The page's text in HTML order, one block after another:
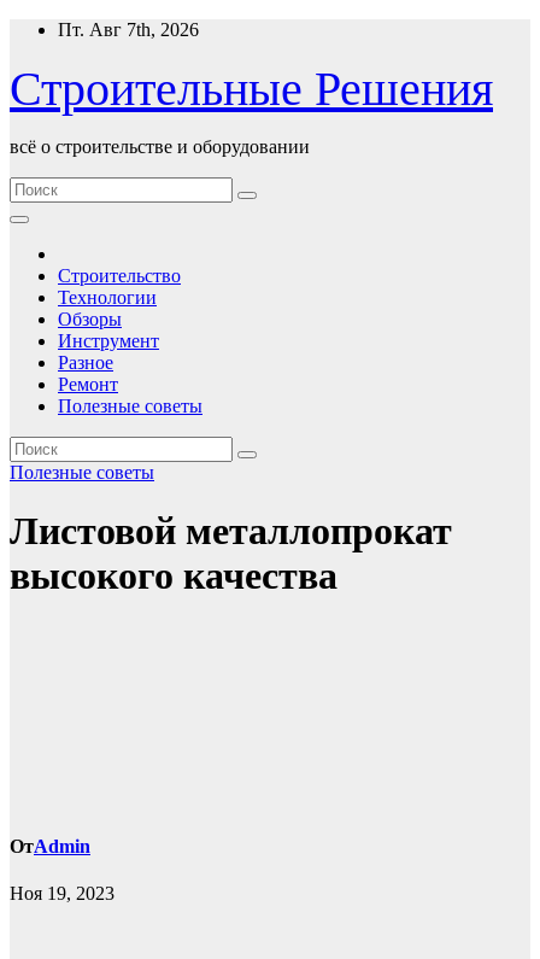
Перейти
содержимому
Пт. Авг 7th, 2026
Строительные Решения
всё о строительстве и оборудовании
Строительство
Технологии
Обзоры
Инструмент
Разное
Ремонт
Полезные советы
Полезные советы
Листовой металлопрокат
высокого качества
ОтAdmin
Ноя 19, 2023